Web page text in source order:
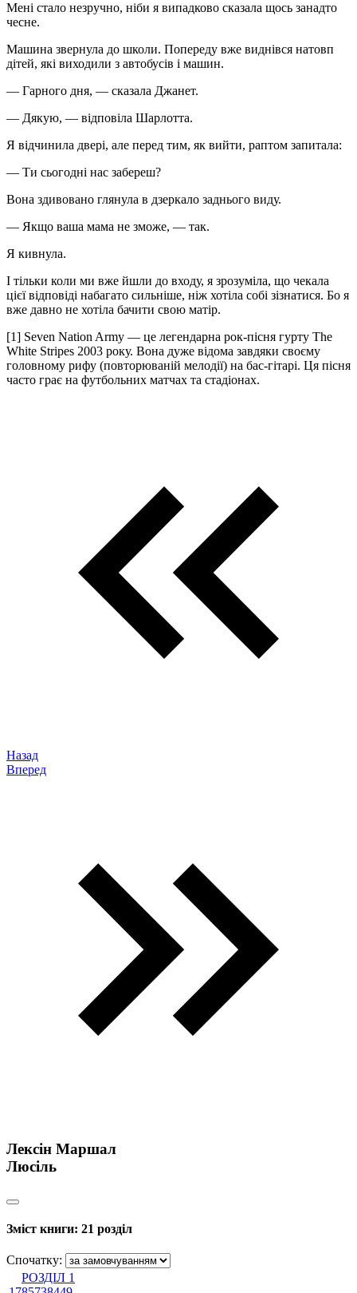
Мені стало незручно, ніби я випадково сказала щось занадто
чесне.
Машина звернула до школи. Попереду вже виднівся натовп
дітей, які виходили з автобусів і машин.
— Гарного дня, — сказала Джанет.
— Дякую, — відповіла Шарлотта.
Я відчинила двері, але перед тим, як вийти, раптом запитала:
— Ти сьогодні нас забереш?
Вона здивовано глянула в дзеркало заднього виду.
— Якщо ваша мама не зможе, — так.
Я кивнула.
І тільки коли ми вже йшли до входу, я зрозуміла, що чекала
цієї відповіді набагато сильніше, ніж хотіла собі зізнатися. Бо я
вже давно не хотіла бачити свою матір.
[1] Seven Nation Army — це легендарна рок-пісня гурту The
White Stripes 2003 року. Вона дуже відома завдяки своєму
головному рифу (повторюваній мелодії) на бас-гітарі. Ця пісня
часто грає на футбольних матчах та стадіонах.
Назад
Вперед
Лексін Маршал
Люсіль
Зміст книги: 21 розділ
Спочатку:
РОЗДІЛ 1